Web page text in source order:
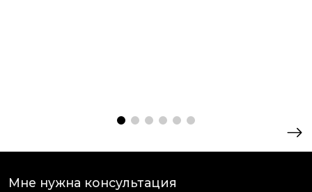
Мне нужна консультация